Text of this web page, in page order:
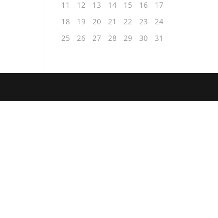
11
12 13 14 15 16
17
18
19 20 21 22 23
24
25
26 27 28 29 30 31